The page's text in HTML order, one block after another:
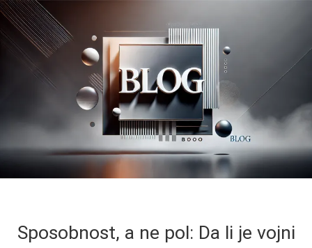
Sposobnost, a ne pol: Da li je vojni